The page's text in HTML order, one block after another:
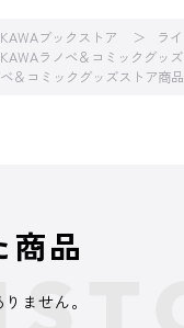
ブックストア
ラ
ラノベ＆コミックグッ
＆コミックグッズストア商品
商品
ません。